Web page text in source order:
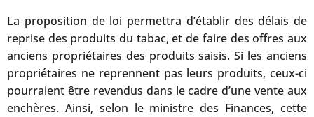
La proposition de loi permettra d’établir des délais de
reprise des produits du tabac, et de faire des offres aux
anciens propriétaires des produits saisis. Si les anciens
propriétaires ne reprennent pas leurs produits, ceux-ci
pourraient être revendus dans le cadre d’une vente aux
enchères. Ainsi, selon le ministre des Finances, cette